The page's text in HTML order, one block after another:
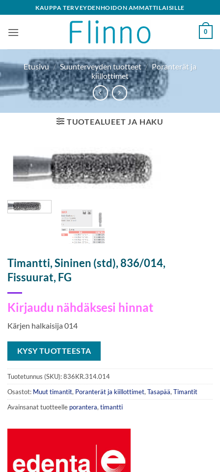
to
content
KAUPPA TERVEYDENHOIDON AMMATTILAISILLE
0
Etusivu / Suunterveyden tuotteet / Poranterät ja
kiillottimet
TUOTEALUEET JA HAKU
Timantti, Sininen (std), 836/014,
Fissuurat, FG
Kirjaudu nähdäksesi hinnat
Kärjen halkaisija 014
KYSY TUOTTEESTA
Tuotetunnus (SKU):836KR.314.014
Osastot: Muut timantit, Poranterät ja kiillottimet, Tasapää, Timantit
Avainsanat tuotteelle porantera, timantti